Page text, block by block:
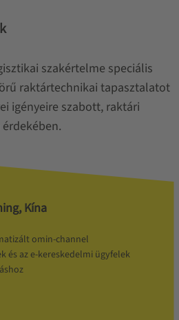
szakértelme speciális
raktártechnikai tapasztalatot
igényeire szabott, raktári
Kína
omin-channel
és az e-kereskedelmi ügyfelek